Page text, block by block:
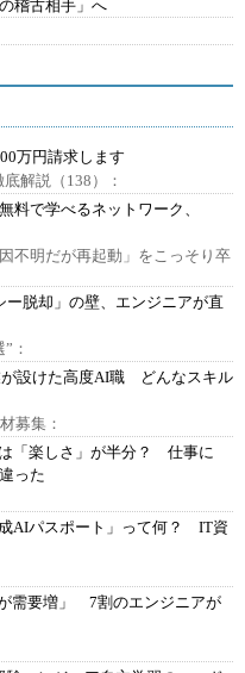
稽古相手」へ
万円請求します
解説（138）：
で学べるネットワーク、
不明だが再起動」をこっそり卒
脱却」の壁、エンジニアが直
：
設けた高度AI職 どんなスキル
募集：
「楽しさ」が半分？ 仕事に
った
AIパスポート」って何？ IT資
需要増」 7割のエンジニアが